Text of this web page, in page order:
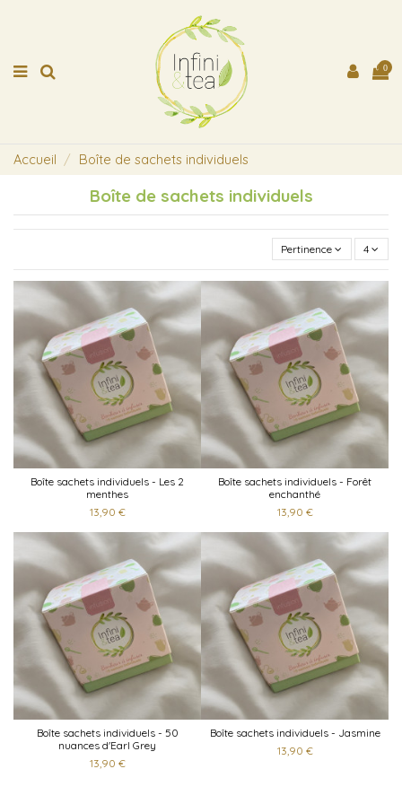
0
Accueil Boîte de sachets individuels
Boîte de sachets individuels
Pertinence 4
Boîte sachets individuels - Les 2
menthes
13,90 €
Boîte sachets individuels - Forêt
enchanthé
13,90 €
Boîte sachets individuels - 50
nuances d'Earl Grey
13,90 €
Boîte sachets individuels - Jasmine
13,90 €